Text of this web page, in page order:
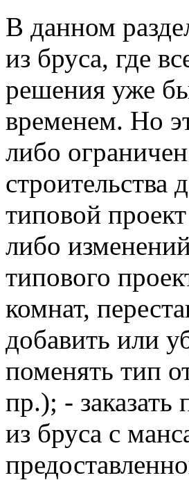
В данном
из бруса, где
решения уже
временем. Но
либо
типовой
либо
типового
комнат,
добавить или
поменять тип
пр.); -
из бруса с